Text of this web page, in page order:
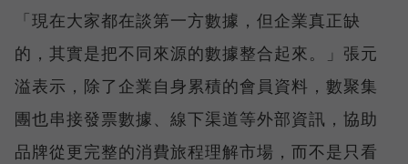
「現在大家都在談第一方數據，但企業真正缺
的，其實是把不同來源的數據整合起來。」張元
溢表示，除了企業自身累積的會員資料，數聚集
團也串接發票數據、線下渠道等外部資訊，協助
品牌從更完整的消費旅程理解市場，而不是只看